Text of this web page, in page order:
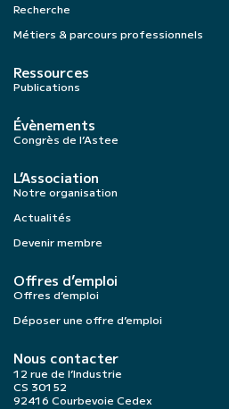
Recherche
Métiers & parcours professionnels
Ressources
Publications
Évènements
Congrès de l’Astee
L’Association
Notre organisation
Actualités
Devenir membre
Offres d’emploi
Offres d’emploi
Déposer une offre d’emploi
Nous contacter
12 rue de l’Industrie
CS 30152
92416 Courbevoie Cedex